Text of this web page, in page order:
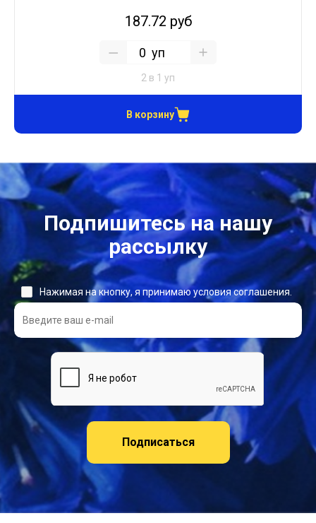
187.72 руб
уп
2 в 1 уп
В корзину
Подпишитесь на нашу
рассылку
Подписаться
Нажимая на кнопку, я принимаю условия соглашения.